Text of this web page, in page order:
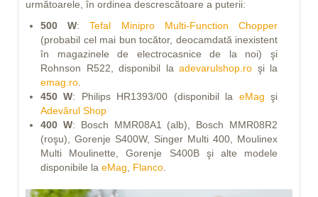
următoarele, în ordinea descrescătoare a puterii:
500 W:Tefal Minipro Multi-Function Chopper
(probabil cel mai bun tocător, deocamdată inexistent
în magazinele de electrocasnice de la noi) şi
Rohnson R522, disponibil la adevarulshop.ro şi la
emag.ro
450 W: Philips HR1393/00 (disponibil la eMag şi
Adevărul Shop
400 W: Bosch MMR08A1 (alb), Bosch MMR08R2
(roşu), Gorenje S400W, Singer Multi 400, Moulinex
Multi Moulinette, Gorenje S400B şi alte modele
disponibile la eMag Flanco